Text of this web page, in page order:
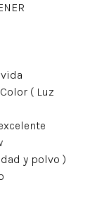
( Luz
y polvo )